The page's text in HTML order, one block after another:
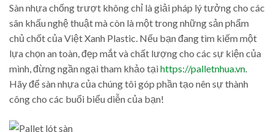
Sàn nhựa chống trượt không chỉ là giải pháp lý tưởng cho các
sân khấu nghệ thuật mà còn là một trong những sản phẩm
chủ chốt của Việt Xanh Plastic. Nếu bạn đang tìm kiếm một
lựa chọn an toàn, đẹp mắt và chất lượng cho các sự kiện của
mình, đừng ngần ngại tham khảo tạihttps://palletnhua.vn.
Hãy để sàn nhựa của chúng tôi góp phần tạo nên sự thành
công cho các buổi biểu diễn của bạn!